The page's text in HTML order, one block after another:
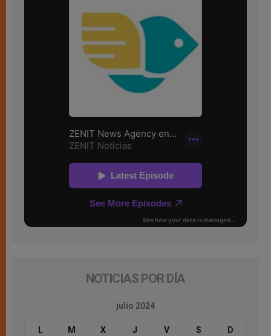
NOTICIAS POR DÍA
julio 2024
L M X J V S D